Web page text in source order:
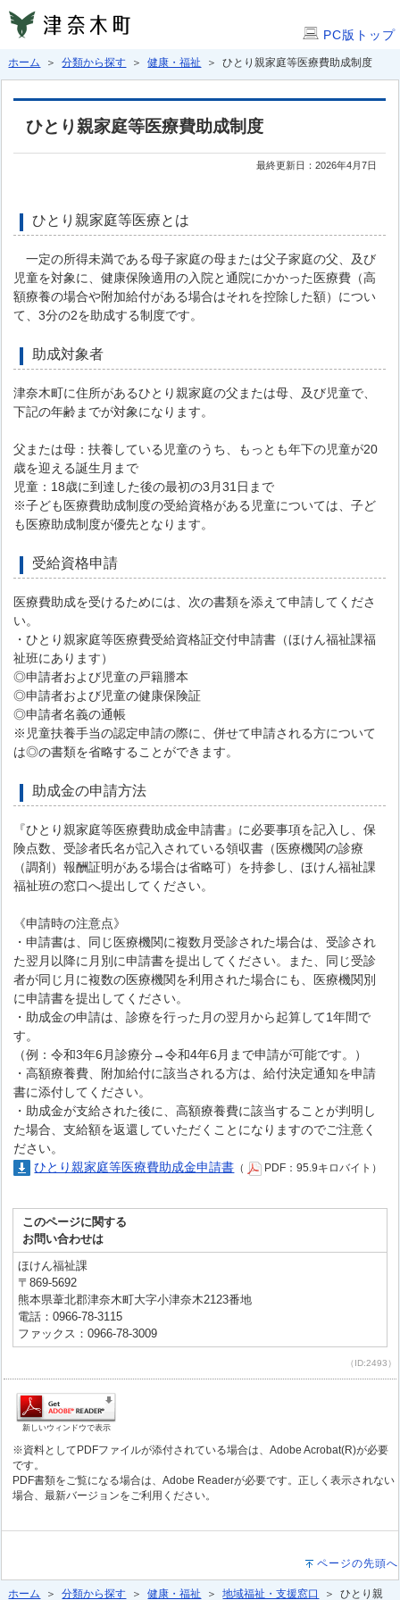
PC版トップ
ホーム ＞分類から探す ＞健康・福祉 ＞ ひとり親家庭等医療費助成制度
ひとり親家庭等医療費助成制度
最終更新日：2026年4月7日
ひとり親家庭等医療とは
一定の所得未満である母子家庭の母または父子家庭の父、及び
児童を対象に、健康保険適用の入院と通院にかかった医療費（高
額療養の場合や附加給付がある場合はそれを控除した額）につい
て、3分の2を助成する制度です。
助成対象者
津奈木町に住所があるひとり親家庭の父または母、及び児童で、
下記の年齢までが対象になります。
父または母：扶養している児童のうち、もっとも年下の児童が20
歳を迎える誕生月まで
児童：18歳に到達した後の最初の3月31日まで
※子ども医療費助成制度の受給資格がある児童については、子ど
も医療助成制度が優先となります。
受給資格申請
医療費助成を受けるためには、次の書類を添えて申請してくださ
い。
・ひとり親家庭等医療費受給資格証交付申請書（ほけん福祉課福
祉班にあります）
◎申請者および児童の戸籍謄本
◎申請者および児童の健康保険証
◎申請者名義の通帳
※児童扶養手当の認定申請の際に、併せて申請される方について
は◎の書類を省略することができます。
助成金の申請方法
『ひとり親家庭等医療費助成金申請書』に必要事項を記入し、保
険点数、受診者氏名が記入されている領収書（医療機関の診療
（調剤）報酬証明がある場合は省略可）を持参し、ほけん福祉課
福祉班の窓口へ提出してください。
《申請時の注意点》
・申請書は、同じ医療機関に複数月受診された場合は、受診され
た翌月以降に月別に申請書を提出してください。また、同じ受診
者が同じ月に複数の医療機関を利用された場合にも、医療機関別
に申請書を提出してください。
・助成金の申請は、診療を行った月の翌月から起算して1年間で
す。
（例：令和3年6月診療分→令和4年6月まで申請が可能です。）
・高額療養費、附加給付に該当される方は、給付決定通知を申請
書に添付してください。
・助成金が支給された後に、高額療養費に該当することが判明し
た場合、支給額を返還していただくことになりますのでご注意く
ださい。
ひとり親家庭等医療費助成金申請書 （ PDF：95.9キロバイト）
このページに関する
お問い合わせは
ほけん福祉課
〒869-5692
熊本県葦北郡津奈木町大字小津奈木2123番地
電話：0966-78-3115
ファックス：0966-78-3009
（ID:2493）
新しいウィンドウで表示
※資料としてPDFファイルが添付されている場合は、Adobe Acrobat(R)が必要
です。
PDF書類をご覧になる場合は、Adobe Readerが必要です。正しく表示されない
場合、最新バージョンをご利用ください。
ページの先頭へ
ホーム ＞分類から探す ＞健康・福祉 ＞地域福祉・支援窓口 ＞ ひとり親